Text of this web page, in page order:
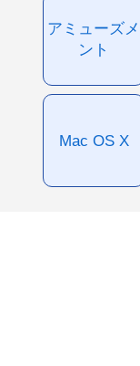
アミューズメ
ント
Mac OS X